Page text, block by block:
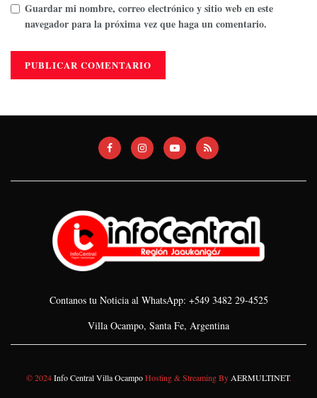
Guardar mi nombre, correo electrónico y sitio web en este
navegador para la próxima vez que haga un comentario.
Contanos tu Noticia al WhatsApp: +549 3482 29-4525
Villa Ocampo, Santa Fe, Argentina
© 2024Info Central Villa OcampoHosting & Streaming ByAERMULTINET.